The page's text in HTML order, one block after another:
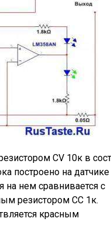
CV 10к в
построено на датчике
нем сравнивается с
резистором СС 1к.
красным